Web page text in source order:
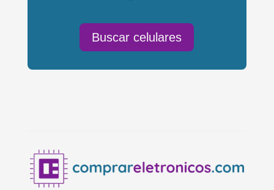
Buscar celulares